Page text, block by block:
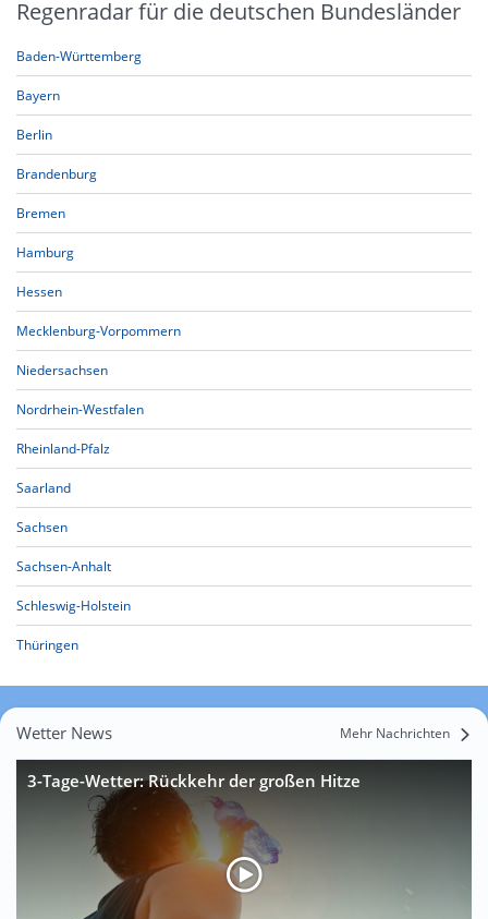
Regenradar für die deutschen Bundesländer
Baden-Württemberg
Bayern
Berlin
Brandenburg
Bremen
Hamburg
Hessen
Mecklenburg-Vorpommern
Niedersachsen
Nordrhein-Westfalen
Rheinland-Pfalz
Saarland
Sachsen
Sachsen-Anhalt
Schleswig-Holstein
Thüringen
Wetter News Mehr Nachrichten
3-Tage-Wetter: Rückkehr der großen Hitze